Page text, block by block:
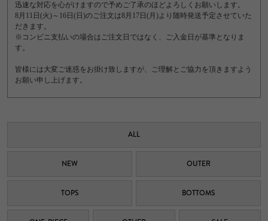
迅速な対応を心がけますので予めご了承のほどよろしくお願いします。
8月11日(火)～16日(日)のご注文は8月17日(月)より随時発送予定させていた
だきます。
※コンビニ支払いの場合はご注文日ではなく、ご入金日が基準となりま
す。
皆様には大変ご迷惑をお掛け致しますが、ご理解とご協力を頂きますよう
お願い申し上げます。
ALL
NEW OUTER
TOPS BOTTOMS